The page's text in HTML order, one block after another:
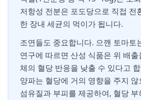
저항성 전분은 포도당으로 직접 전
한 장내 세균의 먹이가 됩니다.
조연들도 중요합니다. 으깬 토마토
연구에 따르면 산성 식품은 위 배출
체의 혈당 반응을 낮출 수 있다고
양파는 혈당에 거의 영향을 주지
섬유질과 부피를 제공하여, 혈당